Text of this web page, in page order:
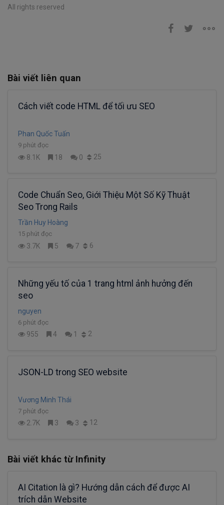
All rights reserved
Bài viết liên quan
Cách viết code HTML để tối ưu SEO
Phan Quốc Tuấn
9 phút đọc
8.1K 18 0 25
Code Chuẩn Seo, Giới Thiệu Một Số Kỹ Thuật
Seo Trong Rails
Trần Huy Hoàng
15 phút đọc
3.7K 5 7 6
Những yếu tố của 1 trang html ảnh hưởng đến
seo
nguyen
6 phút đọc
955 4 1 2
JSON-LD trong SEO website
Vương Minh Thái
7 phút đọc
2.7K 3 3 12
Bài viết khác từ Infinity
AI Citation là gì? Hướng dẫn cách để được AI
trích dẫn Website